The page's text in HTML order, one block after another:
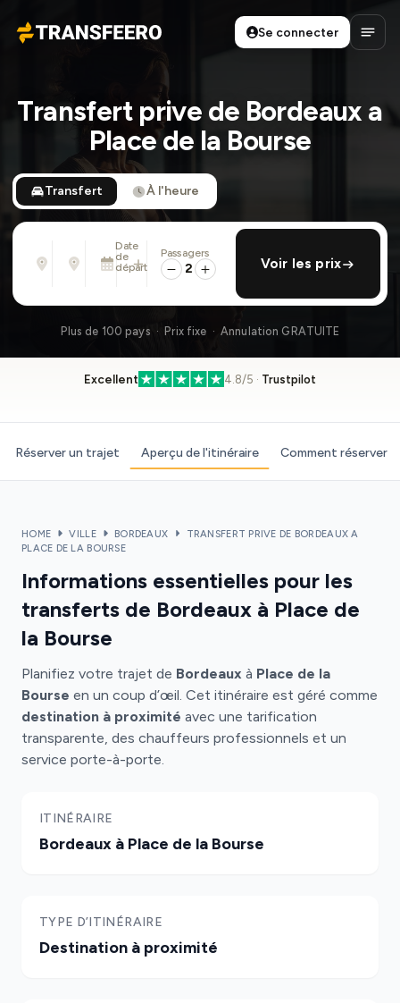
Transfeero
Se connecter
Transfert prive de Bordeaux a
Place de la Bourse
Transfert À l'heure
Adresse, aéroport, hôtel, ...
Adresse, aéroport, hôtel, ...
Date
de
départ
Sam. 8 Août · 01:45 PM
ajouter retour
Passagers
2 Voir les prix
Plus de 100 pays · Prix fixe · Annulation GRATUITE
Excellent 4.8/5 · Trustpilot
Réserver un trajet Aperçu de l'itinéraire Comment réserver
HOME VILLE BORDEAUX
TRANSFERT PRIVE DE BORDEAUX A
PLACE DE LA BOURSE
Informations essentielles pour les
transferts de Bordeaux à Place de
la Bourse
Planifiez votre trajet de Bordeaux à Place de la
Bourse en un coup d’œil. Cet itinéraire est géré comme
destination à proximité avec une tarification
transparente, des chauffeurs professionnels et un
service porte-à-porte.
ITINÉRAIRE
Bordeaux à Place de la Bourse
TYPE D’ITINÉRAIRE
Destination à proximité